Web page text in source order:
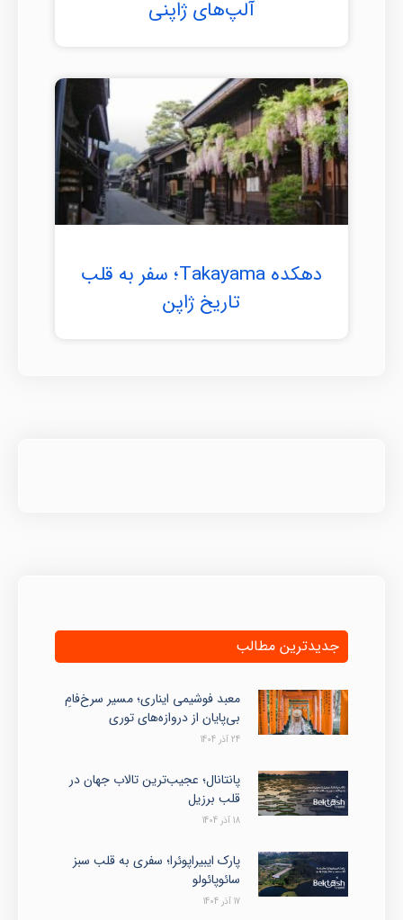
آلپ‌های ژاپنی
دهکده Takayama؛ سفر به قلب
تاریخ ژاپن
جدیدترین مطالب
معبد فوشیمی ایناری؛ مسیر سرخ‌فامِ
بی‌پایان از دروازه‌های توری
24 آذر 1404
پانتانال؛ عجیب‌ترین تالاب جهان در
قلب برزیل
18 آذر 1404
پارک ایبیراپوئرا؛ سفری به قلب سبز
سائوپائولو
17 آذر 1404